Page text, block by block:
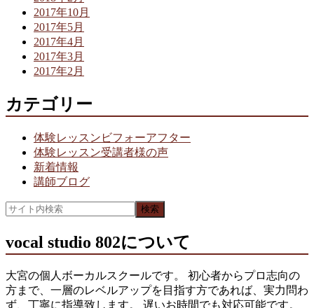
2017年10月
2017年5月
2017年4月
2017年3月
2017年2月
カテゴリー
体験レッスンビフォーアフター
体験レッスン受講者様の声
新着情報
講師ブログ
vocal studio 802について
大宮の個人ボーカルスクールです。 初心者からプロ志向の
方まで、一層のレベルアップを目指す方であれば、実力問わ
ず、丁寧に指導致します。 遅いお時間でも対応可能です。